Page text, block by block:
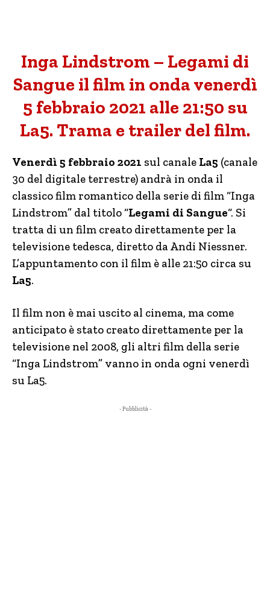
Inga Lindstrom – Legami di
Sangue il film in onda venerdì
5 febbraio 2021 alle 21:50 su
La5. Trama e trailer del film.
Venerdì 5 febbraio 2021 sul canale La5 (canale
30 del digitale terrestre) andrà in onda il
classico film romantico della serie di film “Inga
Lindstrom” dal titolo “Legami di Sangue“. Si
tratta di un film creato direttamente per la
televisione tedesca, diretto da Andi Niessner.
L’appuntamento con il film è alle 21:50 circa su
La5.
Il film non è mai uscito al cinema, ma come
anticipato è stato creato direttamente per la
televisione nel 2008, gli altri film della serie
“Inga Lindstrom” vanno in onda ogni venerdì
su La5.
- Pubblicità -